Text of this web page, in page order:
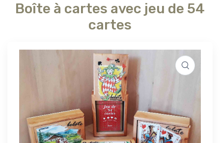
Boîte à cartes avec jeu de 54
cartes